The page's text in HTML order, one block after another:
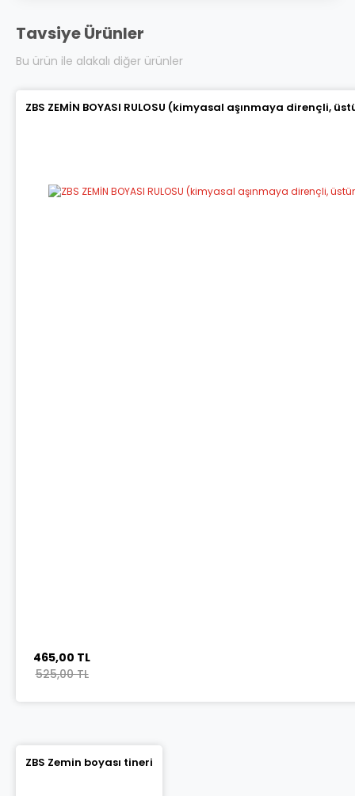
Tavsiye Ürünler
Bu ürün ile alakalı diğer ürünler
ZBS ZEMİN BOYASI RULOSU (kimyasal aşınmaya dirençli,
465,00 TL
525,00 TL
ZBS Zemin boyası tineri